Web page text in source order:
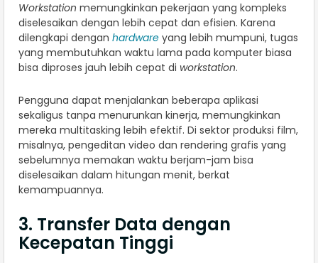
Workstation memungkinkan pekerjaan yang kompleks
diselesaikan dengan lebih cepat dan efisien. Karena
dilengkapi dengan hardware yang lebih mumpuni, tugas
yang membutuhkan waktu lama pada komputer biasa
bisa diproses jauh lebih cepat di workstation.
Pengguna dapat menjalankan beberapa aplikasi
sekaligus tanpa menurunkan kinerja, memungkinkan
mereka multitasking lebih efektif. Di sektor produksi film,
misalnya, pengeditan video dan rendering grafis yang
sebelumnya memakan waktu berjam-jam bisa
diselesaikan dalam hitungan menit, berkat
kemampuannya.
3. Transfer Data dengan
Kecepatan Tinggi